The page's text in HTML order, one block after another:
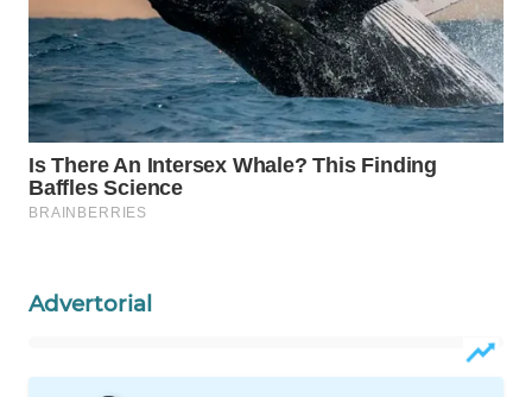
Advertorial
WAHANA
KONSUMEN
WAHANA
LISTRIK
WAHANA
TRAVEL
TV